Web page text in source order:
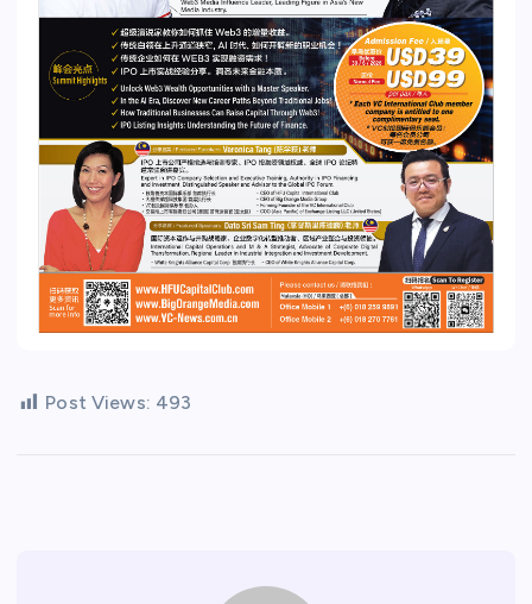
Post Views: 493